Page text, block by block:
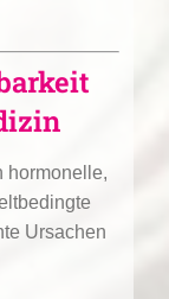
hormonelle,
Ursachen